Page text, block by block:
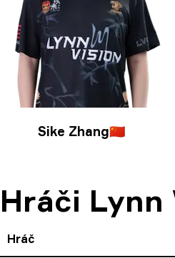
Sike Zhang🇨🇳
Hráči Lynn
Hráč